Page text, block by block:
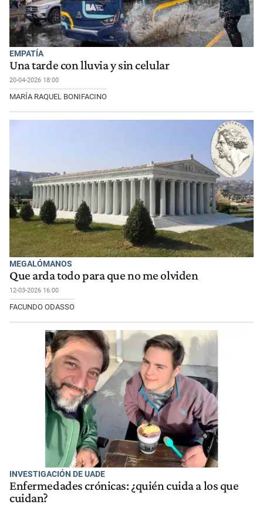
EMPATÍA
Una tarde con lluvia y sin celular
20-04-2026 18:00
MARÍA RAQUEL BONIFACINO
MEGALÓMANOS
Que arda todo para que no me olviden
12-03-2026 16:00
FACUNDO ODASSO
INVESTIGACIÓN DE UADE
Enfermedades crónicas: ¿quién cuida a los que
cuidan?